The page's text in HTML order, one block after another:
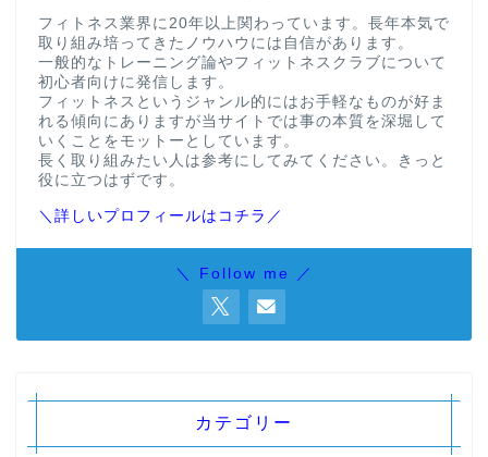
フィトネス業界に20年以上関わっています。長年本気で
取り組み培ってきたノウハウには自信があります。
一般的なトレーニング論やフィットネスクラブについて
初心者向けに発信します。
フィットネスというジャンル的にはお手軽なものが好ま
れる傾向にありますが当サイトでは事の本質を深堀して
いくことをモットーとしています。
長く取り組みたい人は参考にしてみてください。きっと
役に立つはずです。
＼詳しいプロフィールはコチラ／
＼ Follow me ／
カテゴリー